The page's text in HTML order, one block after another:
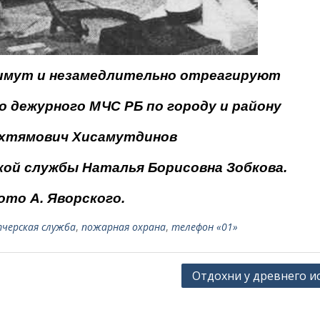
и незамедлительно отреагируют
дежурного МЧС РБ по городу и району
Хисамутдинов
службы Наталья Борисовна Зобкова.
А. Яворского.
служба, пожарная охрана, телефон «01»
Отдохни у древнего